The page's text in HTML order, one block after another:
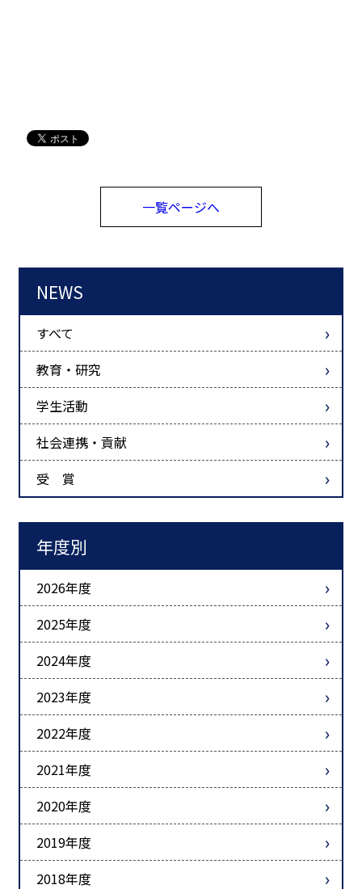
一覧ページへ
NEWS
すべて
教育・研究
学生活動
社会連携・貢献
受 賞
年度別
2026年度
2025年度
2024年度
2023年度
2022年度
2021年度
2020年度
2019年度
2018年度